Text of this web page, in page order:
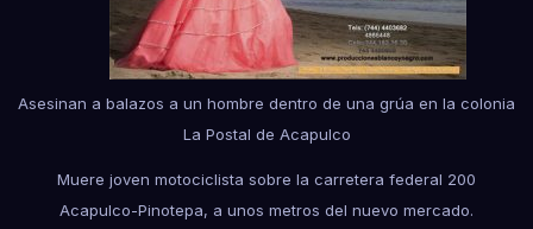
Asesinan a balazos a un hombre dentro de una grúa en la colonia
La Postal de Acapulco
Muere joven motociclista sobre la carretera federal 200
Acapulco-Pinotepa, a unos metros del nuevo mercado.